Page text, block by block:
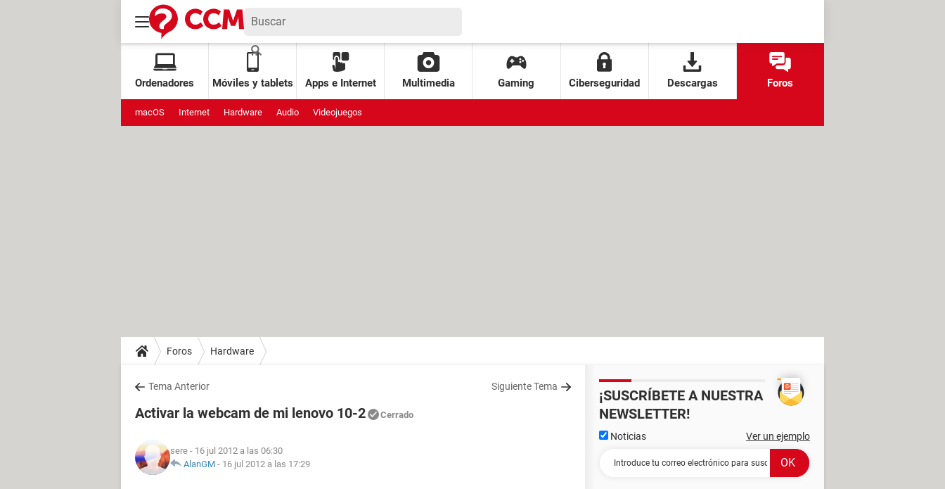
Ordenadores Móviles y tablets Apps e Internet Multimedia Gaming Ciberseguridad Descargas Foros
macOS Internet Hardware Audio Videojuegos
Foros Hardware
Tema Anterior Siguiente Tema
Activar la webcam de mi lenovo 10-2 Cerrado
sere - 16 jul 2012 a las 06:30
AlanGM - 16 jul 2012 a las 17:29
¡SUSCRÍBETE A NUESTRA
NEWSLETTER!
Noticias Ver un ejemplo